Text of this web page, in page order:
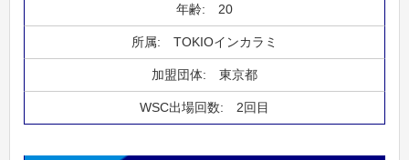
20
TOKIOインカラミ
東京都
2回目